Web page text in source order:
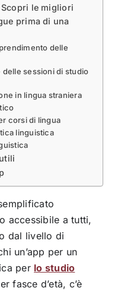
le migliori
prima di una
delle
sessioni di studio
in lingua straniera
corsi di lingua
linguistica
accessibile a tutti,
dal livello di
un’app per un
per lo studio
fasce d’età, c’è